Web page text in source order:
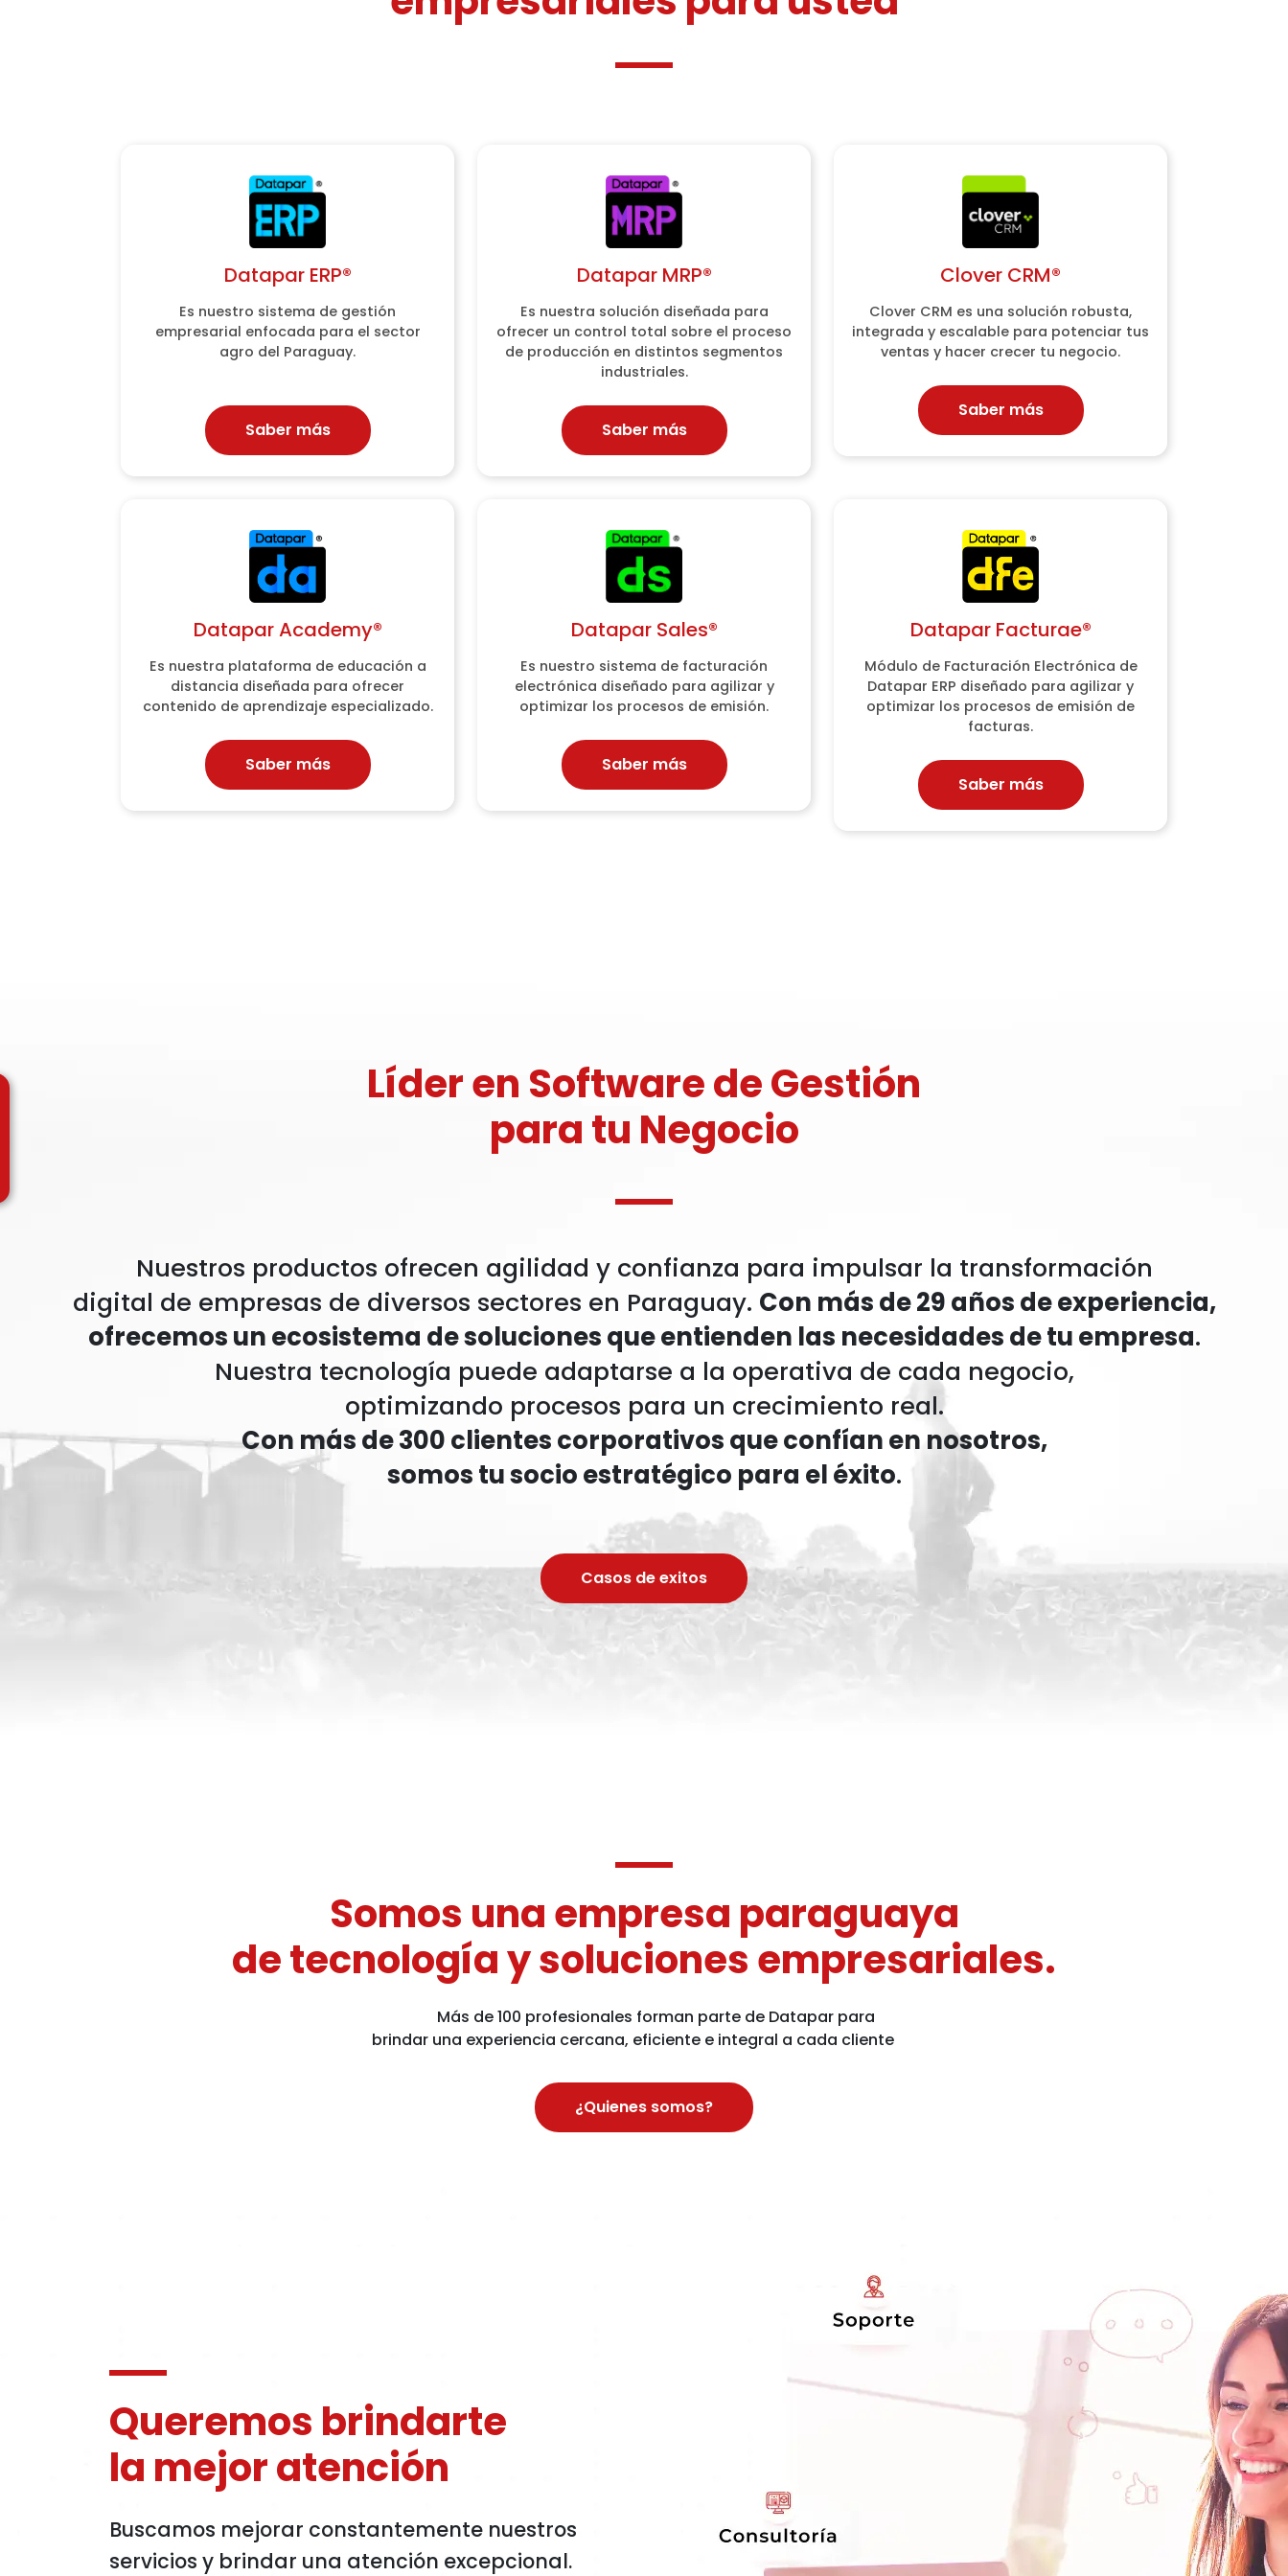
Datapar ERP®
Es nuestro sistema de gestión
empresarial enfocada para el sector
agro del Paraguay.
Saber más
Datapar ERP®
Es nuestro sistema de gestión
empresarial enfocada para el sector
agro del Paraguay.
Saber más
Datapar MRP®
Es nuestra solución diseñada para
ofrecer un control total sobre el proceso
de producción en distintos segmentos
industriales.
Saber más
Datapar MRP®
Es nuestra solución diseñada para
ofrecer un control total sobre el proceso
de producción en distintos segmentos
industriales.
Saber más
Clover CRM®
Clover CRM es una solución robusta,
integrada y escalable para potenciar tus
ventas y hacer crecer tu negocio.
Saber más
Clover CRM®
Clover CRM es una solución robusta,
integrada y escalable para potenciar tus
ventas y hacer crecer tu negocio.
Saber más
Datapar Academy®
Es nuestra plataforma de educación a
distancia diseñada para ofrecer
contenido de aprendizaje especializado.
Saber más
Datapar Academy®
Es nuestra plataforma de educación a
distancia diseñada para ofrecer
contenido de aprendizaje especializado.
Saber más
Datapar Sales®
Es nuestro sistema de facturación
electrónica diseñado para agilizar y
optimizar los procesos de emisión.
Saber más
Datapar Sales®
Es nuestro sistema de facturación
electrónica diseñado para agilizar y
optimizar los procesos de emisión.
Saber más
Datapar Facturae®
Módulo de Facturación Electrónica de
Datapar ERP diseñado para agilizar y
optimizar los procesos de emisión de
facturas.
Saber más
Datapar Facturae®
Módulo de Facturación Electrónica de
Datapar ERP diseñado para agilizar y
optimizar los procesos de emisión de
facturas.
Saber más
Líder en Software de Gestión
para tu Negocio
Nuestros productos ofrecen agilidad y confianza para impulsar la transformación
digital de empresas de diversos sectores en Paraguay. Con más de 29 años de experiencia,
ofrecemos un ecosistema de soluciones que entienden las necesidades de tu empresa.
Nuestra tecnología puede adaptarse a la operativa de cada negocio,
optimizando procesos para un crecimiento real.
Con más de 300 clientes corporativos que confían en nosotros,
somos tu socio estratégico para el éxito.
Casos de exitos
Somos una empresa paraguaya
de tecnología y soluciones empresariales.
Más de 100 profesionales forman parte de Datapar para
brindar una experiencia cercana, eficiente e integral a cada cliente
¿Quienes somos?
Queremos brindarte
la mejor atención
Buscamos mejorar constantemente nuestros
servicios y brindar una atención excepcional.